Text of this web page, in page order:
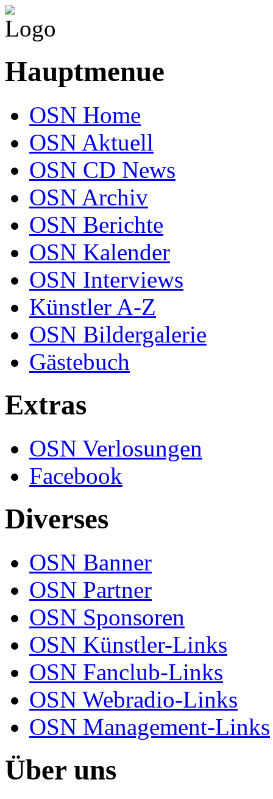
Hauptmenue
OSN Home
OSN Aktuell
OSN CD News
OSN Archiv
OSN Berichte
OSN Kalender
OSN Interviews
Künstler A-Z
OSN Bildergalerie
Gästebuch
Extras
OSN Verlosungen
Facebook
Diverses
OSN Banner
OSN Partner
OSN Sponsoren
OSN Künstler-Links
OSN Fanclub-Links
OSN Webradio-Links
OSN Management-Links
Über uns